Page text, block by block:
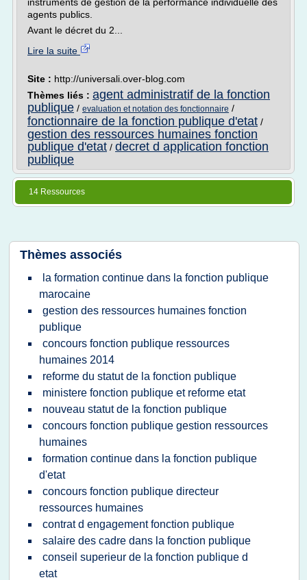
agents publics.
Avant le décret du 2...
Lire la suite
Site : http://universali.over-blog.com
Thèmes liés : agent administratif de la fonction
publique / evaluation et notation des fonctionnaire /
fonctionnaire de la fonction publique d'etat /
gestion des ressources humaines fonction
publique d'etat / decret d application fonction
publique
14 Ressources
Thèmes associés
la formation continue dans la fonction publique
marocaine
gestion des ressources humaines fonction
publique
concours fonction publique ressources
humaines 2014
reforme du statut de la fonction publique
ministere fonction publique et reforme etat
nouveau statut de la fonction publique
concours fonction publique gestion ressources
humaines
formation continue dans la fonction publique
d'etat
concours fonction publique directeur
ressources humaines
contrat d engagement fonction publique
salaire des cadre dans la fonction publique
conseil superieur de la fonction publique d
etat